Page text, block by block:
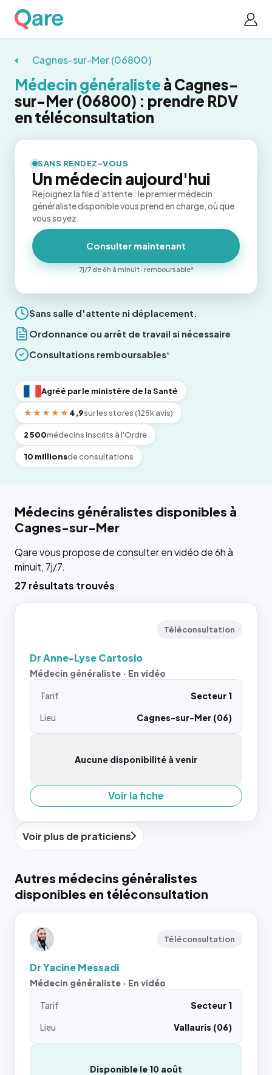
Cagnes-sur-Mer (06800)
Médecin généraliste à Cagnes-
sur-Mer (06800) : prendre RDV
en téléconsultation
Sans salle d'attente ni déplacement.
Ordonnance ou arrêt de travail si nécessaire
Consultations remboursables*
Agréé par le ministère de la Santé
★★★★★ 4,9sur les stores (125k avis)
2 500médecins inscrits à l'Ordre
10 millionsde consultations
SANS RENDEZ-VOUS
Un médecin aujourd'hui
Rejoignez la file d'attente : le premier médecin
généraliste disponible vous prend en charge, où que
vous soyez.
Consulter maintenant
7j/7 de 6h à minuit · remboursable*
Médecins généralistes disponibles à
Cagnes-sur-Mer
Qare vous propose de consulter en vidéo de 6h à
minuit, 7j/7.
27 résultats trouvés
Téléconsultation
Dr Anne-Lyse Cartosio
Médecin généraliste · En vidéo
Tarif
Secteur 1
Lieu
Cagnes-sur-Mer (06)
Aucune disponibilité à venir
Voir la fiche
Voir plus de praticiens
Autres médecins généralistes
disponibles en téléconsultation
Téléconsultation
Dr Yacine Messadi
Médecin généraliste · En vidéo
Tarif
Secteur 1
Lieu
Vallauris (06)
Disponible le 10 août